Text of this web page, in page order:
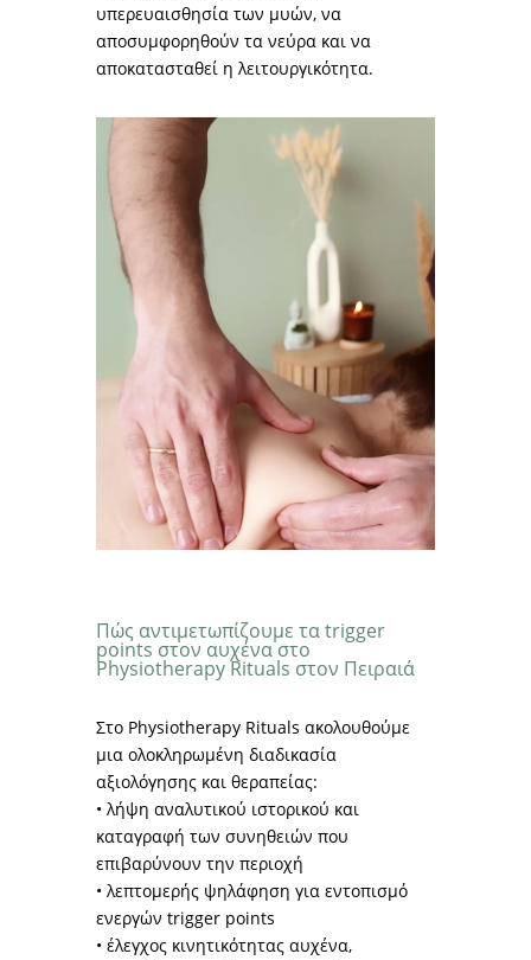
υπερευαισθησία των μυών, να
αποσυμφορηθούν τα νεύρα και να
αποκατασταθεί η λειτουργικότητα.
Πώς αντιμετωπίζουμε τα trigger
points στον αυχένα στο
Physiotherapy Rituals στον Πειραιά
Στο Physiotherapy Rituals ακολουθούμε
μια ολοκληρωμένη διαδικασία
αξιολόγησης και θεραπείας:
• λήψη αναλυτικού ιστορικού και
καταγραφή των συνηθειών που
επιβαρύνουν την περιοχή
• λεπτομερής ψηλάφηση για εντοπισμό
ενεργών trigger points
• έλεγχος κινητικότητας αυχένα,